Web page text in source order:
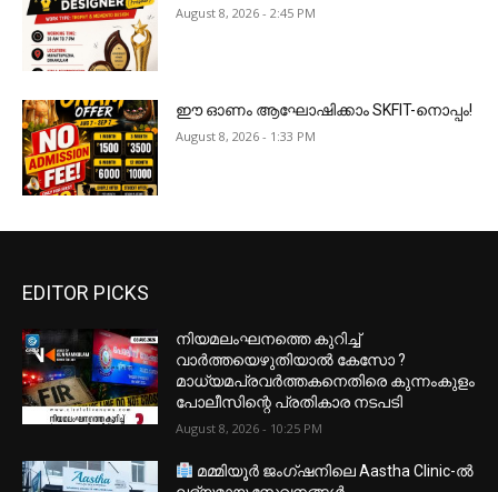
August 8, 2026 - 2:45 PM
ഈ ഓണം ആഘോഷിക്കാം SKFIT-നൊപ്പം!
August 8, 2026 - 1:33 PM
EDITOR PICKS
നിയമലംഘനത്തെ കുറിച്ച്
വാർത്തയെഴുതിയാൽ കേസോ ?
മാധ്യമപ്രവർത്തകനെതിരെ കുന്നംകുളം
പോലീസിന്റെ പ്രതികാര നടപടി
August 8, 2026 - 10:25 PM
മമ്മിയൂർ ജംഗ്ഷനിലെ Aastha Clinic-ൽ